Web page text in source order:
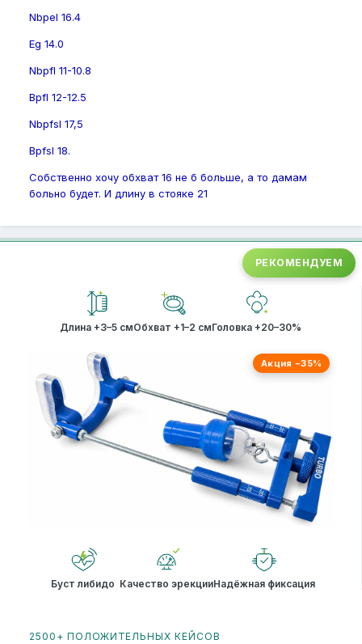
Nbpel 16.4
Eg 14.0
Nbpfl 11-10.8
Bpfl 12-12.5
Nbpfsl 17,5
Bpfsl 18.
Собственно хочу обхват 16 не б больше, а то дамам
больно будет. И длину в стояке 21
РЕКОМЕНДУЕМ
Длина +3–5 смОбхват +1–2 смГоловка +20–30%
Акция −35%
Буст либидо Качество эрекцииНадёжная фиксация
2500+ ПОЛОЖИТЕЛЬНЫХ КЕЙСОВ